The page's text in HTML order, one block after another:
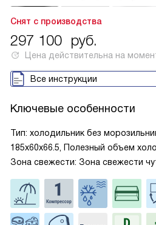
Снят с производства
297 100 руб.
Цена действительна на
Все инструкции
Ключевые особенности
Тип: холодильник без
185x60x66.5, Полезный объем
Зона свежести: Зона свежести